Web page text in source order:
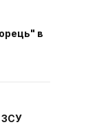
в
ЗСУ